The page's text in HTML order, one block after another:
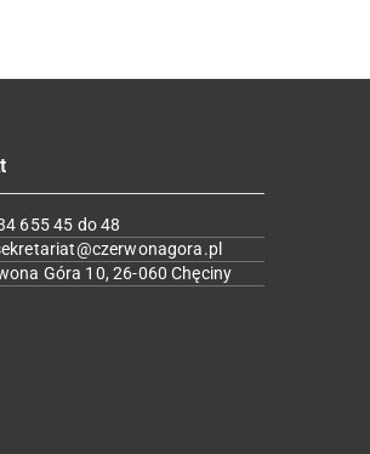
655 45 do 48
Góra 10, 26-060 Chęciny